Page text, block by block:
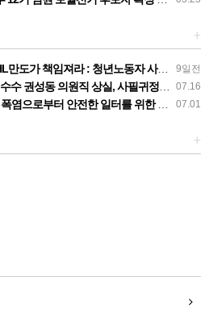
+
9일전
동자 사망사고의 철저한 진상규명과 재발방지 대책 마련하라
07.16
권성동 의원직 상실, 사필귀정이다
07.01
를 위한 민주노총 강원지역본부 폭염감시단 선포 기자회견
+